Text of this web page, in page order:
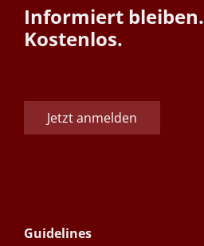
Informiert bleiben.
Kostenlos.
Jetzt anmelden
Guidelines